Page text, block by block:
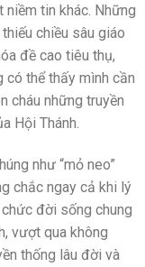
tin khác. Những
chiều sâu giáo
đề cao tiêu thụ,
có thể thấy mình cần
cháu những truyền
Hội Thánh.
như “mỏ neo”
chắc ngay cả khi lý
đời sống chung
vượt qua không
thống lâu đời và